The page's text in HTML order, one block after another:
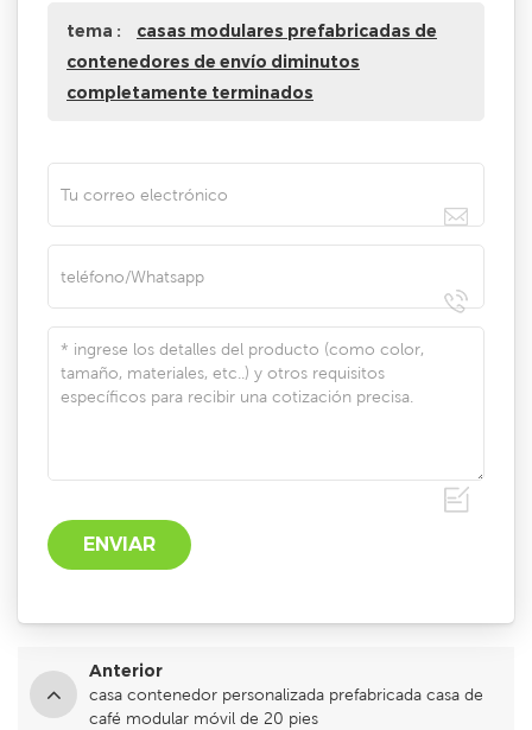
tema :
casas modulares prefabricadas de
contenedores de envío diminutos
completamente terminados
Anterior
casa contenedor personalizada prefabricada casa de
café modular móvil de 20 pies